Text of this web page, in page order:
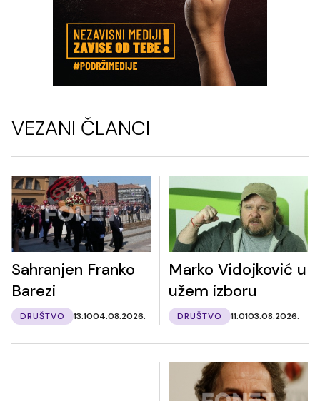
VEZANI ČLANCI
Sahranjen Franko
Barezi
DRUŠTVO 13:1004.08.2026.
Marko Vidojković u
užem izboru
DRUŠTVO 11:0103.08.2026.